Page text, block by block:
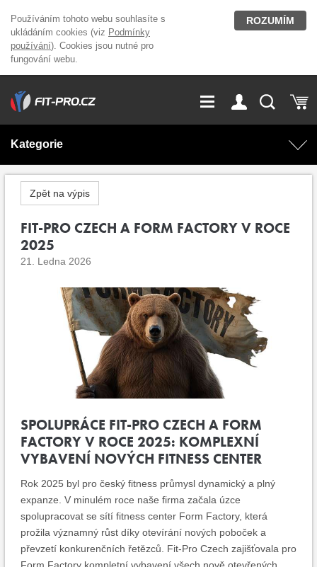
Používáním tohoto webu souhlasíte s
ukládáním cookies (viz Podmínky
používání). Cookies jsou nutné pro
fungování webu.
ROZUMÍM
GDPR
O nás
Magazín
Přihlášení
Kategorie
AKCE
Doplňky stravy Fitness vybavení
OUTLET OBLEČENÍ
Zpět na výpis
FIT-PRO CZECH A FORM FACTORY V ROCE
2025
21. Ledna 2026
SPOLUPRÁCE FIT-PRO CZECH A FORM
FACTORY V ROCE 2025: KOMPLEXNÍ
VYBAVENÍ NOVÝCH FITNESS CENTER
Rok 2025 byl pro český fitness průmysl dynamický a plný
expanze. V minulém roce naše firma začala úzce
spolupracovat se sítí fitness center Form Factory, která
prožila významný růst díky otevírání nových poboček a
převzetí konkurenčních řetězců. Fit-Pro Czech zajišťovala pro